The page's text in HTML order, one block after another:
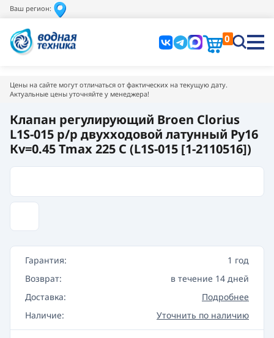
Ваш регион:
0
Цены на сайте могут отличаться от фактических на текущую дату.
Актуальные цены уточняйте у менеджера!
Клапан регулирующий Broen Clorius
L1S-015 р/р двухходовой латунный Pу16
Кv=0.45 Tmax 225 C (L1S-015 [1-2110516])
Гарантия:
1 год
Возврат:
в течение 14 дней
Доставка:
Подробнее
Наличие:
Уточнить по наличию